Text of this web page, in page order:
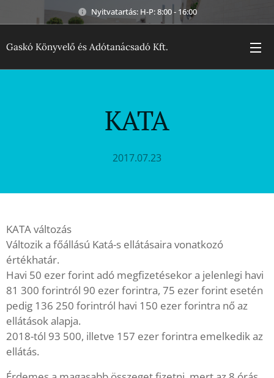
Nyitvatartás: H-P: 8:00 - 16:00
Gaskó Könyvelő és Adótanácsadó Kft.
KATA
2017.07.23
KATA változás
Változik a főállású Katá-s ellátásaira vonatkozó
értékhatár.
Havi 50 ezer forint adó megfizetésekor a jelenlegi havi
81 300 forintról 90 ezer forintra, 75 ezer forint esetén
pedig 136 250 forintról havi 150 ezer forintra nő az
ellátások alapja.
2018-tól 93 500, illetve 157 ezer forintra emelkedik az
ellátás.